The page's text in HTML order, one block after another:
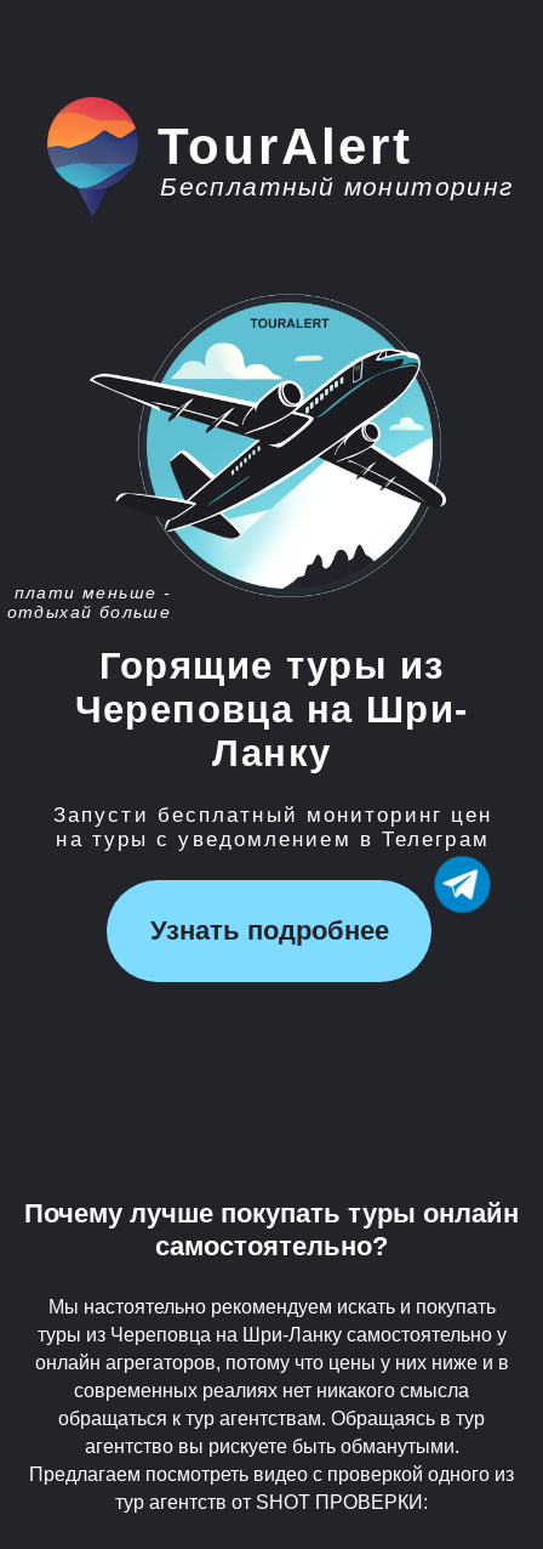
Горящие туры из
Череповца на Шри-
Ланку
Запусти бесплатный мониторинг цен
на туры с уведомлением в Телеграм
Узнать подробнее
TourAlert
Бесплатный мониторинг
Почему лучше покупать туры онлайн
самостоятельно?
Мы настоятельно рекомендуем искать и покупать
туры из Череповца на Шри-Ланку самостоятельно у
онлайн агрегаторов, потому что цены у них ниже и в
современных реалиях нет никакого смысла
обращаться к тур агентствам. Обращаясь в тур
агентство вы рискуете быть обманутыми.
Предлагаем посмотреть видео с проверкой одного из
тур агентств от SHOT ПРОВЕРКИ: